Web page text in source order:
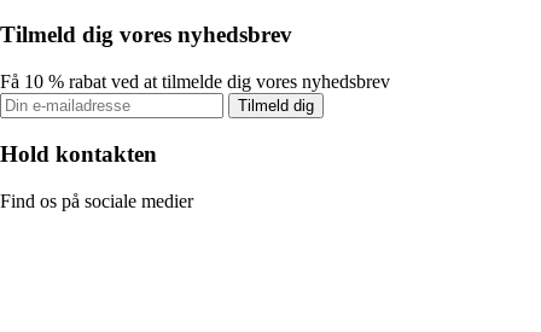
Tilmeld dig vores nyhedsbrev
Få 10 % rabat ved at tilmelde dig vores nyhedsbrev
Tilmeld dig
Hold kontakten
Find os på sociale medier